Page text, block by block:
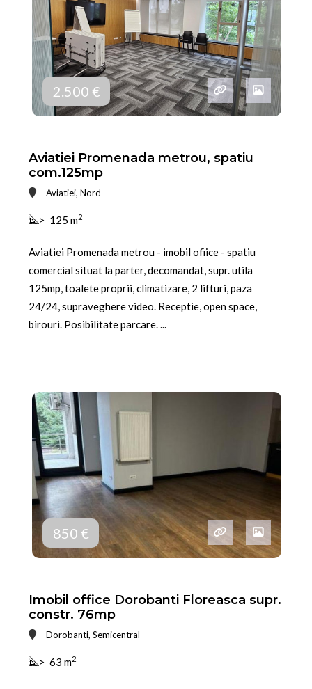
2.500 €
Aviatiei Promenada metrou, spatiu
com.125mp
Aviatiei, Nord
> 125 m2
Aviatiei Promenada metrou - imobil ofiice - spatiu
comercial situat la parter, decomandat, supr. utila
125mp, toalete proprii, climatizare, 2 lifturi, paza
24/24, supraveghere video. Receptie, open space,
birouri. Posibilitate parcare. ...
850 €
Imobil office Dorobanti Floreasca supr.
constr. 76mp
Dorobanti, Semicentral
> 63 m2